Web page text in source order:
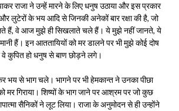
राजा ने उन्हें मारने के लिए धनुष उठाया और इस प्रकार
लुटेरों के भय आदि से जिनकी अनेकों बार रक्षा की है, जो
हैं, वे आज मुझे ही सिखलाते चले हैं। ये मुझे नहीं जानते, ये
हैं। इन आततायियों को मर डालने पर भी मुझे कोई दोष
कुपित हो धनुष से बाण छोड़ने लगे।
भय से भाग चले। भागने पर भी हेमकान्त ने उनका पीछा
मर गिराया। शिष्यों के भाग जाने पर आश्रम पर जो कुछ
सैनिकों ने लूट लिया। राजा के अनुमोदन से ही उन्होंने